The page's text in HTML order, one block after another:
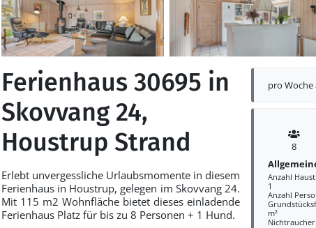
pro Woche
8
Anzahl
1
Anzahl
m²
Nichtraucher
Ferienhaus 30695 in
Skovvang 24,
Houstrup Strand
Erlebt unvergessliche Urlaubsmomente in diesem
Ferienhaus in Houstrup, gelegen im Skovvang 24.
Mit 115 m2 Wohnfläche bietet dieses einladende
Ferienhaus Platz für bis zu 8 Personen + 1 Hund.